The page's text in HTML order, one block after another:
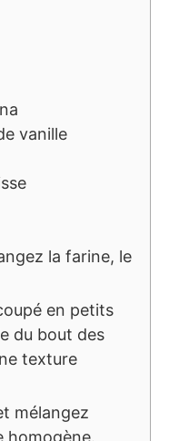
vanille
la farine, le
en petits
du bout des
texture
mélangez
homogène.